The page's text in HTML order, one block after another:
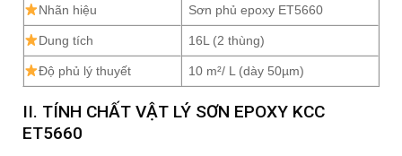
Nhãn hiệu Sơn phủ epoxy ET5660
Dung tích 16L (2 thùng)
Độ phủ lý thuyết 10 m²/ L (dày 50µm)
II. TÍNH CHẤT VẬT LÝ SƠN EPOXY KCC
ET5660